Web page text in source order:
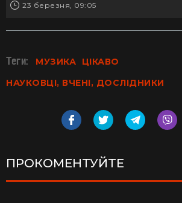
23 березня, 09:05
Теги: МУЗИКА
ЦІКАВО
НАУКОВЦІ, ВЧЕНІ, ДОСЛІДНИКИ
ПРОКОМЕНТУЙТЕ